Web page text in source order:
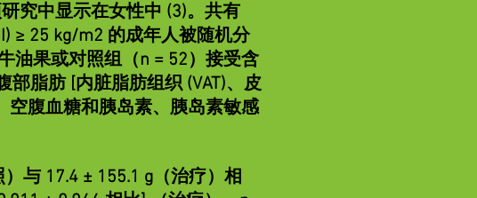
究中显示在女性中 (3)。共有
≥ 25 kg/m2 的成年人被随机分
油果或对照组（n = 52）接受含
脂肪 [内脏脂肪组织 (VAT)、皮
空腹血糖和胰岛素、胰岛素敏感
与 17.4 ± 155.1 g（治疗）相